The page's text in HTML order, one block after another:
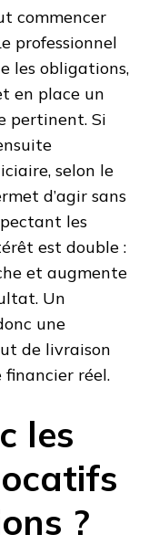
commencer
professionnel
les obligations,
en place un
pertinent. Si
selon le
d’agir sans
les
est double :
et augmente
Un
une
de livraison
financier réel.
les
?